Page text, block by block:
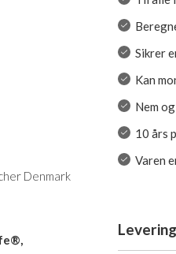
Denmark
Sikrer
Kan
Nem
10 års
Varen